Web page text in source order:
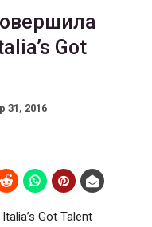
Got
31, 2016
Got Talent